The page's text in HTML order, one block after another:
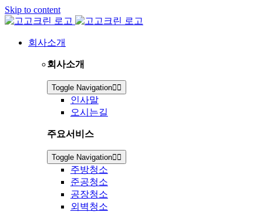
Skip to content
회사소개
회사소개
Toggle Navigation
인사말
오시는길
주요서비스
Toggle Navigation
주방청소
준공청소
공장청소
외벽청소